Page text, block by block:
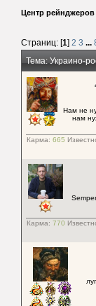
Центр
Страниц: [1] 2 3 ...
Тема: Украино-
Нам не
нам
Карма: 665
Карма: 770